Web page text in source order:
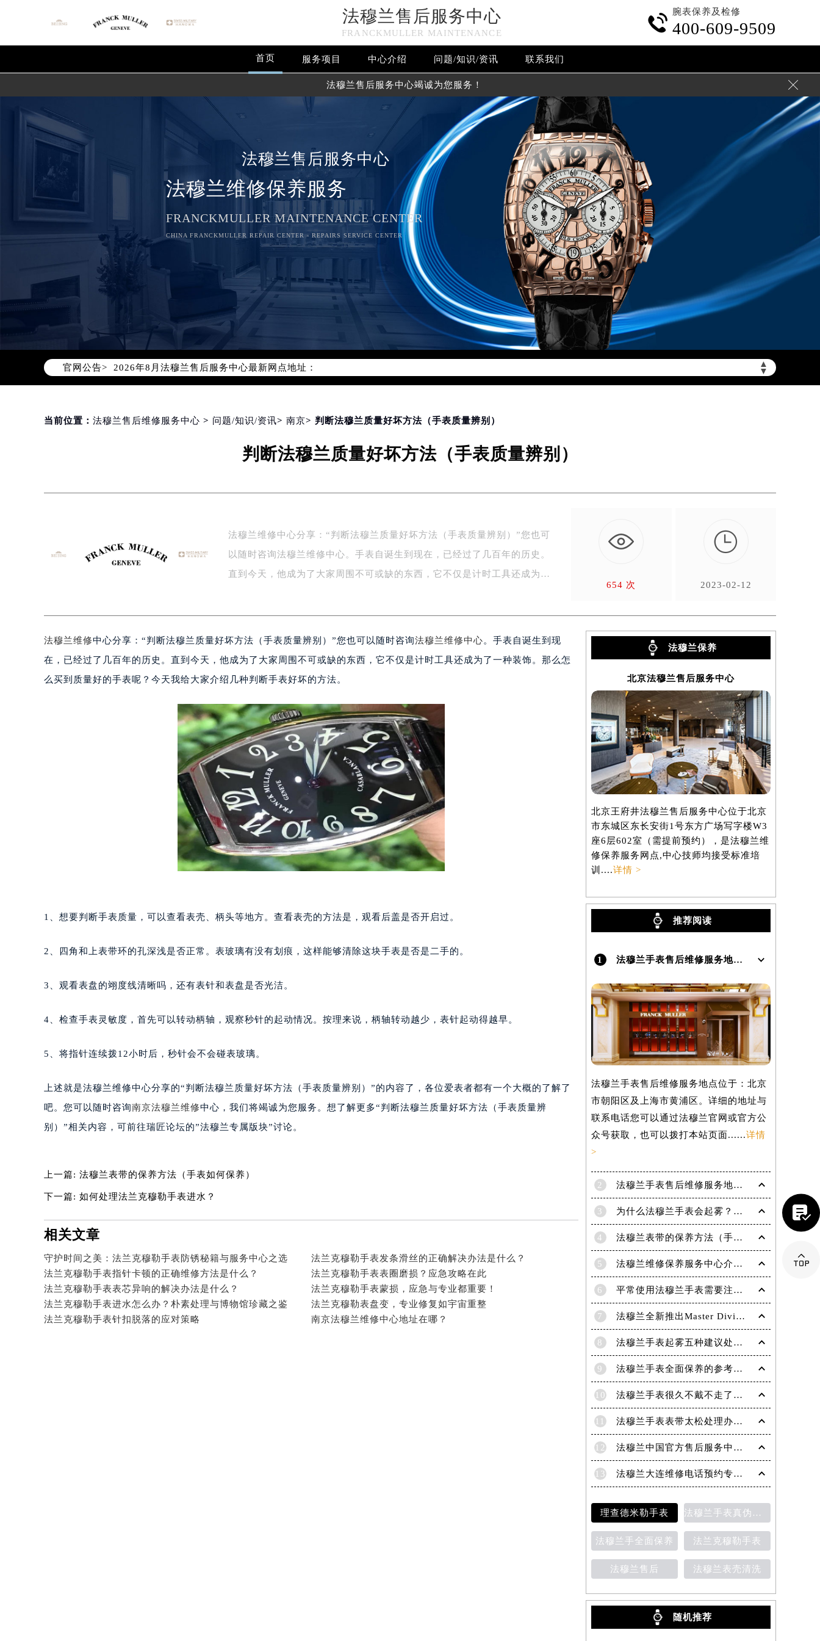
法穆兰售后服务中心
FRANCKMULLER MAINTENANCE

腕表保养及检修
400-609-9509
首页 服务项目 中心介绍 问题/知识/资讯 联系我们
法穆兰售后服务中心竭诚为您服务！ 
法穆兰售后服务中心
法穆兰维修保养服务
FRANCKMULLER MAINTENANCE CENTER
CHINA FRANCKMULLER REPAIR CENTER - REPAIRS SERVICE CENTER
官网公告> ▲
▼
2026年8月法穆兰中国区售后服务网络优化升级公告
2026年8月法穆兰全国官方售后客户服务热线：400-609-9509
法穆兰官方全国统一服务热线400-609-9509，服务覆盖中国大陆、香港、澳门、台湾全部区域（非大陆需加拨“+86”）
2026年8月法穆兰售后服务中心最新网点地址：
北京市朝阳区建国门外大街甲6号华熙国际中心写字楼D座11层1102室（北京总部）（需提前预约）
北京市东城区东长安街1号东方广场写字楼W3座6层602室（需提前预约）
上海市徐汇区虹桥路3号港汇中心写字楼2座37层3705室（需提前预约）
南京市秦淮区中山南路1号（新街口）南京中心写字楼22层C1-1室（需提前预约）
泰州市海陵区永定东路399号置地商务中心东塔写字楼（华润万象城）17层1706室（需提前预约）
宁波市江北区大闸南路500号来福士广场办公楼20层2009室（需提前预约）
杭州市上城区钱江路1366号华润大厦写字楼A座5层503-5室（需提前预约）
南昌市红谷滩新区红谷中大道998号绿地双子塔（中央广场）A1座办公楼14层07室（需提前预约）
济南市历下区经十路11111号华润中心写字楼（万象城）15层1508室（需提前预约）
广州市天河区天河路230号万菱汇国际中心写字楼A塔7层704室（需提前预约）
深圳市罗湖区深南东路5001号华润大厦写字楼17层1701室（需提前预约）
惠州市惠城区江北文昌一路7号华贸大厦写字楼1座30层05室（需提前预约）
厦门市思明区湖滨东路95号华润大厦写字楼B座11层1104室（需提前预约）
福州市鼓楼区五四路128-1号恒力城写字楼15层03室（需提前预约）
成都市锦江区人民东路6号SAC东原中心写字楼24层2406B室（需提前预约）
重庆市江北区观音桥步行街2号融恒时代广场写字楼9层902室（需提前预约）
长沙市芙蓉区定王台街道建湘路393号世茂环球金融中心写字楼（芙蓉广场）10层13室（需提前预约）
郑州市二七区铭功路10号华润大厦写字楼29层2905室（需提前预约）
太原市迎泽区解放路15号亨得利名表服务中心（品牌授权店）3层整层（需提前预约）
沈阳市沈河区中街路137号亨得利名表服务中心（品牌授权店）1层整层（需提前预约）
温州市鹿城区锦绣路1067号置信广场10层1015室（需提前预约）
大连市中山区人民路15号国际金融大厦7层G室（需提前预约）
东莞市东城街道鸿福东路1号民盈国贸中心T1写字楼9层907室（需提前预约）
南通市崇川区工农路57号圆融广场写字楼16层1603室（需提前预约）
武汉市江汉区解放大道686号世界贸易大厦38层09室（需提前预约）
合肥市蜀山区潜山路111号万象城华润大厦B座12楼03室（需提前预约）
泉州市丰泽区宝洲路729号浦西万达中心写字楼A座7楼709室（需提前预约）
青岛市南区山东路6号华润大厦B座22层04室（需提前预约）
贵阳市南明区都司高架桥路33号亨特国际金融中心14楼14D（需提前预约）
西安市碑林区南关正街88号华侨城长安国际中心E座6楼10室（需提前预约）
唐山市路南区新华东道100号万达广场写字楼A座10层1002室（需提前预约）
台州市椒江区东海大道1800号腾达中心东1幢20楼2002室（需提前预约）
内蒙古自治区呼和浩特市玉泉区大学西街70号华润万象城写字楼（鄂尔多斯大厦）23层2326室（需提前预约）
甘肃省兰州市七里河区西津西路16号兰州中心写字楼21层2102室（需提前预约）
重庆市解放碑渝中区民权路28号英利国际金融中心写字楼20层01室（需提前预约）
当前位置： 法穆兰售后维修服务中心 > 问题/知识/资讯> 南京> 判断法穆兰质量好坏方法（手表质量辨别）
判断法穆兰质量好坏方法（手表质量辨别）
法穆兰维修中心分享：“判断法穆兰质量好坏方法（手表质量辨别）”您也可
以随时咨询法穆兰维修中心。手表自诞生到现在，已经过了几百年的历史。
直到今天，他成为了大家周围不可或缺的东西，它不仅是计时工具还成为
654 次

2023-02-12
法穆兰维修中心分享：“判断法穆兰质量好坏方法（手表质量辨别）”您也可以随时咨询法穆兰维修中心。手表自诞生到现
在，已经过了几百年的历史。直到今天，他成为了大家周围不可或缺的东西，它不仅是计时工具还成为了一种装饰。那么怎
么买到质量好的手表呢？今天我给大家介绍几种判断手表好坏的方法。
1、想要判断手表质量，可以查看表壳、柄头等地方。查看表壳的方法是，观看后盖是否开启过。
2、四角和上表带环的孔深浅是否正常。表玻璃有没有划痕，这样能够清除这块手表是否是二手的。
3、观看表盘的翊度线清晰吗，还有表针和表盘是否光洁。
4、检查手表灵敏度，首先可以转动柄轴，观察秒针的起动情况。按理来说，柄轴转动越少，表针起动得越早。
5、将指针连续拨12小时后，秒针会不会碰表玻璃。
上述就是法穆兰维修中心分享的“判断法穆兰质量好坏方法（手表质量辨别）”的内容了，各位爱表者都有一个大概的了解了
吧。您可以随时咨询南京法穆兰维修中心，我们将竭诚为您服务。想了解更多“判断法穆兰质量好坏方法（手表质量辨
别）”相关内容，可前往瑞匠论坛的”法穆兰专属版块”讨论。
上一篇: 法穆兰表带的保养方法（手表如何保养）
下一篇: 如何处理法兰克穆勒手表进水？
相关文章
守护时间之美：法兰克穆勒手表防锈秘籍与服务中心之选
法兰克穆勒手表发条滑丝的正确解决办法是什么？
法兰克穆勒手表指针卡顿的正确维修方法是什么？
法兰克穆勒手表表圈磨损？应急攻略在此
法兰克穆勒手表表芯异响的解决办法是什么？
法兰克穆勒手表蒙损，应急与专业都重要！
法兰克穆勒手表进水怎么办？朴素处理与博物馆珍藏之鉴
法兰克穆勒表盘变，专业修复如宇宙重整
法兰克穆勒手表针扣脱落的应对策略
南京法穆兰维修中心地址在哪？
法穆兰保养
北京法穆兰售后服务中心
北京王府井法穆兰售后服务中心位于北京
市东城区东长安街1号东方广场写字楼W3
座6层602室（需提前预约），是法穆兰维
修保养服务网点,中心技师均接受标准培
训....详情 >
推荐阅读
1 法穆兰手表售后维修服务地点在哪里呢？
法穆兰手表售后维修服务地点位于：北京
市朝阳区及上海市黄浦区。详细的地址与
联系电话您可以通过法穆兰官网或官方公
众号获取，也可以拨打本站页面......详情
>
2 法穆兰手表售后维修服务地点电话是多少？
3 为什么法穆兰手表会起雾？(法穆兰手表起雾处理方法？)
4 法穆兰表带的保养方法（手表如何保养）
5 法穆兰维修保养服务中心介绍 | 法穆兰
6 平常使用法穆兰手表需要注意哪些事项|法穆兰技师为您讲解
7 法穆兰全新推出Master Diving限量版腕表
8 法穆兰手表起雾五种建议处理方法！
9 法穆兰手表全面保养的参考建议！
10 法穆兰手表很久不戴不走了处理技巧盘点
11 法穆兰手表表带太松处理办法详解
12 法穆兰中国官方售后服务中心｜地址与客户服务热线权威信息通知（2026年7月最新）
13 法穆兰大连维修电话预约专业售后保养服务权威公示（2026年7月最新）
理查德米勒手表 法穆兰手表真伪鉴别
法穆兰手全面保养 法兰克穆勒手表
法穆兰售后 法穆兰表壳清洗
随机推荐

